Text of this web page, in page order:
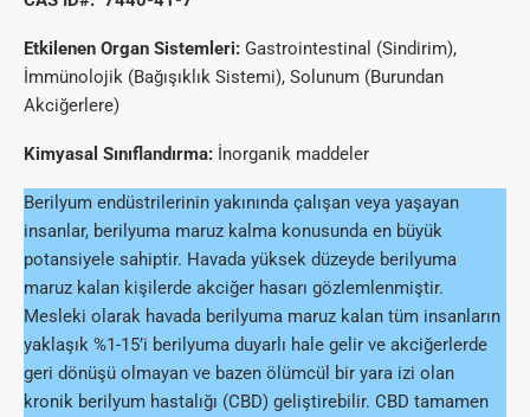
Etkilenen Organ Sistemleri: Gastrointestinal (Sindirim),
İmmünolojik (Bağışıklık Sistemi), Solunum (Burundan
Akciğerlere)
Kimyasal Sınıflandırma: İnorganik maddeler
Berilyum endüstrilerinin yakınında çalışan veya yaşayan
insanlar, berilyuma maruz kalma konusunda en büyük
potansiyele sahiptir. Havada yüksek düzeyde berilyuma
maruz kalan kişilerde akciğer hasarı gözlemlenmiştir.
Mesleki olarak havada berilyuma maruz kalan tüm insanların
yaklaşık %1-15’i berilyuma duyarlı hale gelir ve akciğerlerde
geri dönüşü olmayan ve bazen ölümcül bir yara izi olan
kronik berilyum hastalığı (CBD) geliştirebilir. CBD tamamen